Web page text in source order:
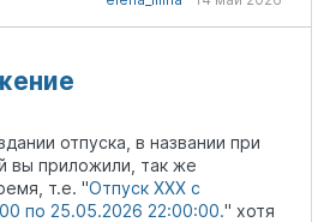
отпуска, в названии при
вы приложили, так же
т.е. "Отпуск XXX с
по 25.05.2026 22:00:00." хотя